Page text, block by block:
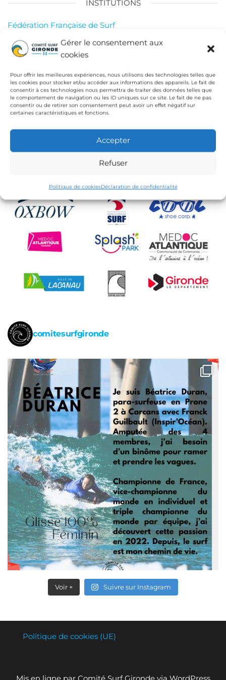
Gérer le consentement aux
cookies
Pour offrir les meilleures expériences, nous utilisons des technologies telles que
les cookies pour stocker et/ou accéder aux informations des appareils. Le fait de
consentir à ces technologies nous permettra de traiter des données telles que
le comportement de navigation ou les ID uniques sur ce site. Le fait de ne pas
consentir ou de retirer son consentement peut avoir un effet négatif sur
certaines caractéristiques et fonctions.
Accepter
Refuser
Politique de cookiesDéclaration de confidentialité
INSTITUTIONS
Fédération Française de Surf
Conseil Départemental de la Gironde
Ligue de Surf de Nouvelle Aquitaine
CdC Médoc Atlantique
comitesurfgironde
Voir + Suivre sur Instagram
Politique de cookies (UE)